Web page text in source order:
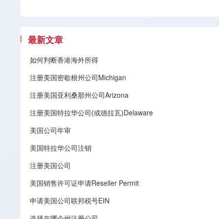
最新文章
如何判断香港海外所得
注册美国密歇根州公司Michigan
注册美国亚利桑那州公司Arizona
注册美国特拉华公司(或德拉瓦)Delaware
美国公司年审
美国特拉华公司注销
注册美国公司
美国销售许可证申请Reseller Permit
申请美国公司联邦税号EIN